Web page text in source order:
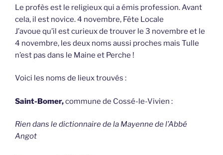
Le profès est le religieux qui a émis profession. Avant
cela, il est novice. 4 novembre, Fête Locale
J’avoue qu’il est curieux de trouver le 3 novembre et le
4 novembre, les deux noms aussi proches mais Tulle
n’est pas dans le Maine et Perche !
Voici les noms de lieux trouvés :
Saint-Bomer,commune de Cossé-le-Vivien :
Rien dans le dictionnaire de la Mayenne de l’Abbé
Angot